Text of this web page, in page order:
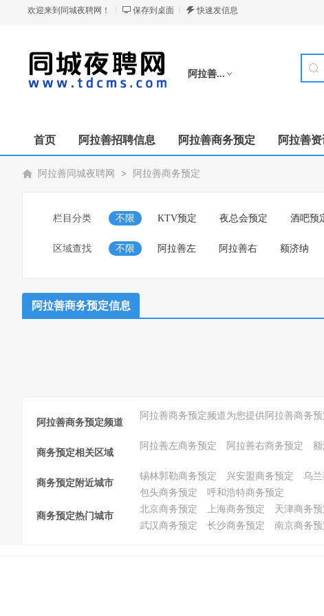
欢迎来到同城夜聘网！ 保存到桌面 快速发信息
阿拉善...
首页 阿拉善招聘信息 阿拉善商务预定 阿拉善
阿拉善同城夜聘网 > 阿拉善商务预定
栏目分类 不限 KTV预定 夜总会预定 酒吧预
区域查找 不限 阿拉善左 阿拉善右 额济纳
阿拉善商务预定信息
阿拉善商务预定频道
阿拉善商务预定频道为您提供阿拉善商务
商务预定相关区域
阿拉善左商务预定 阿拉善右商务预定
商务预定附近城市
锡林郭勒商务预定 兴安盟商务预定 乌
包头商务预定
呼和浩特商务预定
商务预定热门城市
北京商务预定 上海商务预定 天津商务预
武汉商务预定
长沙商务预定 南京商务预